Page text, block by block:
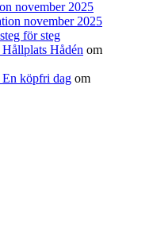
november 2025
november 2025
för steg
Hådén om
köpfri dag om